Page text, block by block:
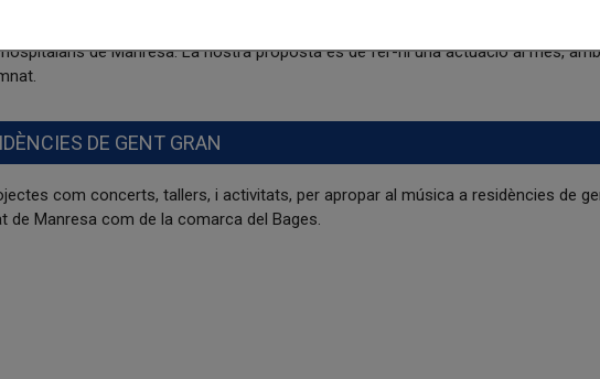
de Manresa. La nostra proposta és de fer-hi una actuació al mes, amb
DE GENT GRAN
com concerts, tallers, i activitats, per apropar al música a residències de
de Manresa com de la comarca del Bages.